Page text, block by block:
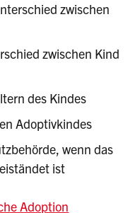
zwischen
zwischen Kind
des Kindes
Adoptivkindes
wenn das
ist
Adoption